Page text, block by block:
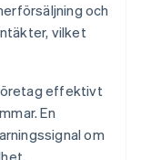
och
vilket
effektivt
En
om